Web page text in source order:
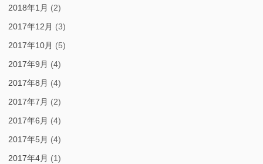
2018年1月 (2)
2017年12月 (3)
2017年10月 (5)
2017年9月 (4)
2017年8月 (4)
2017年7月 (2)
2017年6月 (4)
2017年5月 (4)
2017年4月 (1)